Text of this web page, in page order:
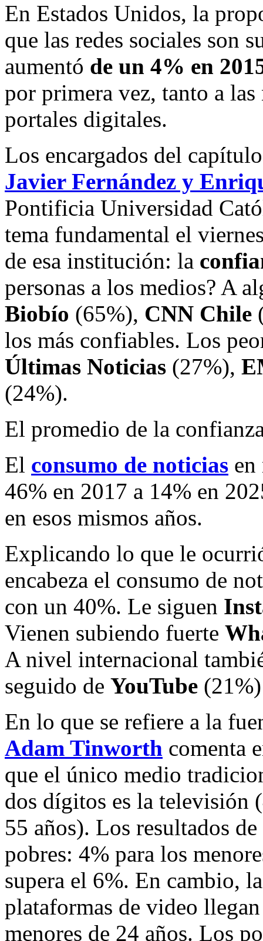
En Estados Unidos, la
que las redes sociales son
aumentó de un 4% en
por primera vez, tanto a
portales digitales.
Los encargados del
Javier Fernández y
Pontificia Universidad
tema fundamental el
de esa institución: la
personas a los medios? A
Biobío (65%), CNN Chile
los más confiables. Los
Últimas Noticias (27%),
(24%).
El promedio de la
El consumo de noticias en
46% en 2017 a 14% en
en esos mismos años.
Explicando lo que le
encabeza el consumo de
con un 40%. Le siguen
Vienen subiendo fuerte
A nivel internacional
seguido de YouTube
En lo que se refiere a la
Adam Tinworth comenta
que el único medio
dos dígitos es la televisión
55 años). Los resultados
pobres: 4% para los
supera el 6%. En cambio,
plataformas de video
menores de 24 años. Los